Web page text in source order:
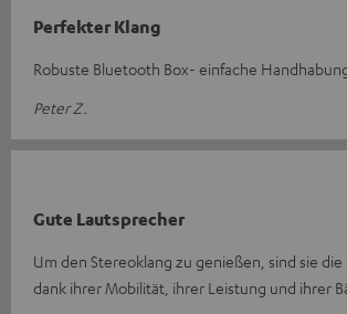
Perfekter Klang
Robuste Bluetooth Box- einfache
Peter Z.
Gute Lautsprecher
Um den Stereoklang zu genießen, sind sie
dank ihrer Mobilität, ihrer Leistung und ihrer